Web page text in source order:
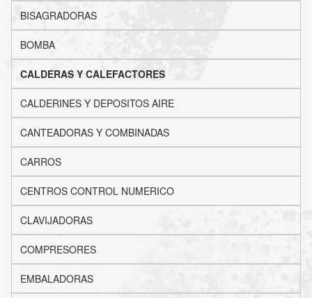
BISAGRADORAS
BOMBA
CALDERAS Y CALEFACTORES
CALDERINES Y DEPOSITOS AIRE
CANTEADORAS Y COMBINADAS
CARROS
CENTROS CONTROL NUMERICO
CLAVIJADORAS
COMPRESORES
EMBALADORAS